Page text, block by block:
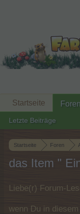
Startseite Foren
das Item "
Liebe(r) Forum-
wenn Du in
Startseite Foren
Letzte Beiträge